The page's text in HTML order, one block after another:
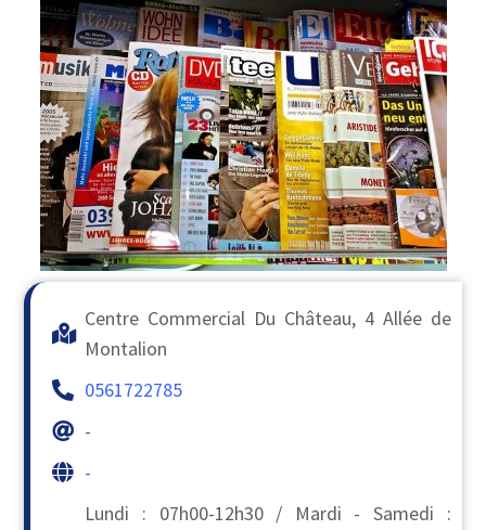
Centre Commercial Du Château, 4 Allée de
Montalion
0561722785
-
-
Lundi : 07h00-12h30 / Mardi - Samedi :